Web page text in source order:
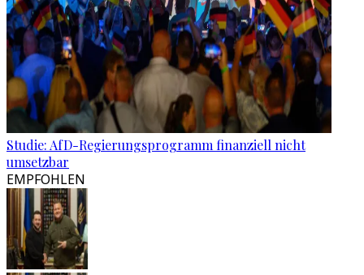
Studie: AfD-Regierungsprogramm finanziell nicht
umsetzbar
EMPFOHLEN